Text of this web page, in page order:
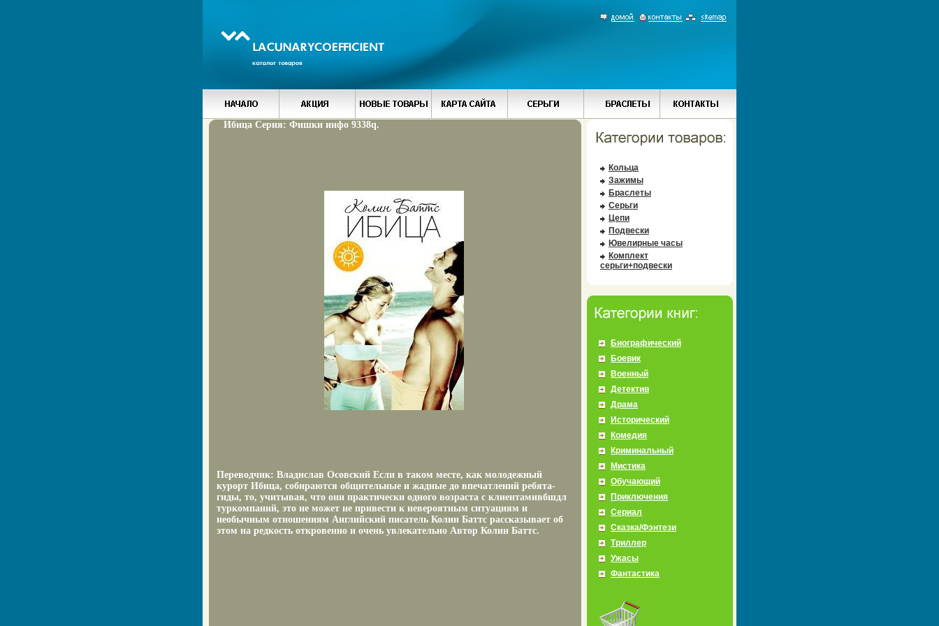
Ибица Серия: Фишки инфо 9338q.
Переводчик: Владислав Осовский Если в таком месте, как молодежный
курорт Ибица, собираются общительные и жадные до впечатлений ребята-
гиды, то, учитывая, что они практически одного возраста с клиентамивбшдл
туркомпаний, это не может не привести к невероятным ситуациям и
необычным отношениям Английский писатель Колин Баттс рассказывает об
этом на редкость откровенно и очень увлекательно Автор Колин Баттс.
Кольца
Зажимы
Браслеты
Серьги
Цепи
Подвески
Ювелирные часы
Комплект
серьги+подвески
Биографический
Боевик
Военный
Детектив
Драма
Исторический
Комедия
Криминальный
Мистика
Обучающий
Приключения
Сериал
Сказка/Фэнтези
Триллер
Ужасы
Фантастика